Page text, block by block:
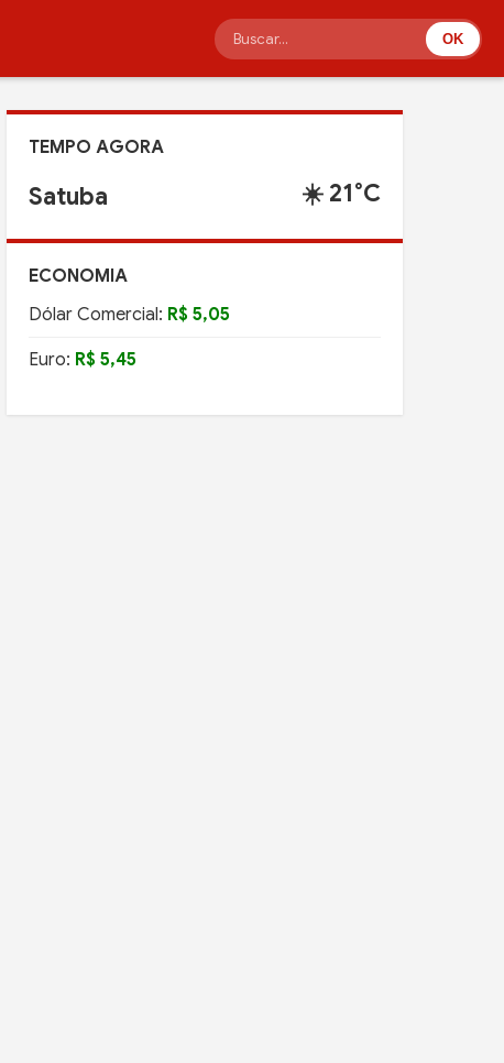
OK
TEMPO AGORA
Satuba ☀️ 21°C
ECONOMIA
Dólar Comercial: R$ 5,05
Euro: R$ 5,45